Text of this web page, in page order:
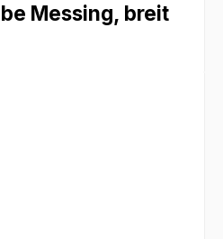
Messing, breit